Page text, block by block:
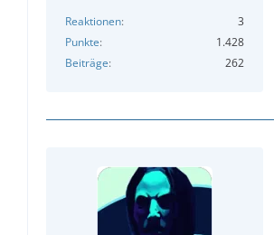
Reaktionen
3
Punkte
1.428
Beiträge
262